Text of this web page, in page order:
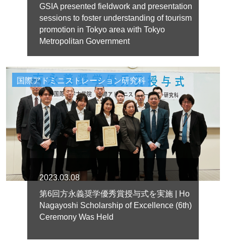
GSIA presented fieldwork and presentation
sessions to foster understanding of tourism
promotion in Tokyo area with Tokyo
Metropolitan Government
国際アドミニストレーション研究科
2023.03.08
第6回方永義奨学優秀賞授与式を実施 | Ho
Nagayoshi Scholarship of Excellence (6th)
Ceremony Was Held